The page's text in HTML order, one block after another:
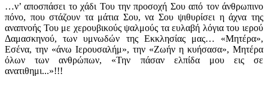
…ν’ αποσπάσει το χάδι Του την προσοχή Σου από τον άνθρωπινο
πόνο, που στάζουν τα μάτια Σου, να Σου ψιθυρίσει η άχνα της
αναπνοής Του με χερουβικούς ψαλμούς τα ευλαβή λόγια του ιερού
Δαμασκηνού, των υμνωδών της Εκκλησίας μας… «Μητέρα»,
Εσένα, την «άνω Ιερουσαλήμ», την «Ζωήν η κυήσασα», Μητέρα
όλων των ανθρώπων, «Την πάσαν ελπίδα μου εις σε
ανατιθημι...»!!!